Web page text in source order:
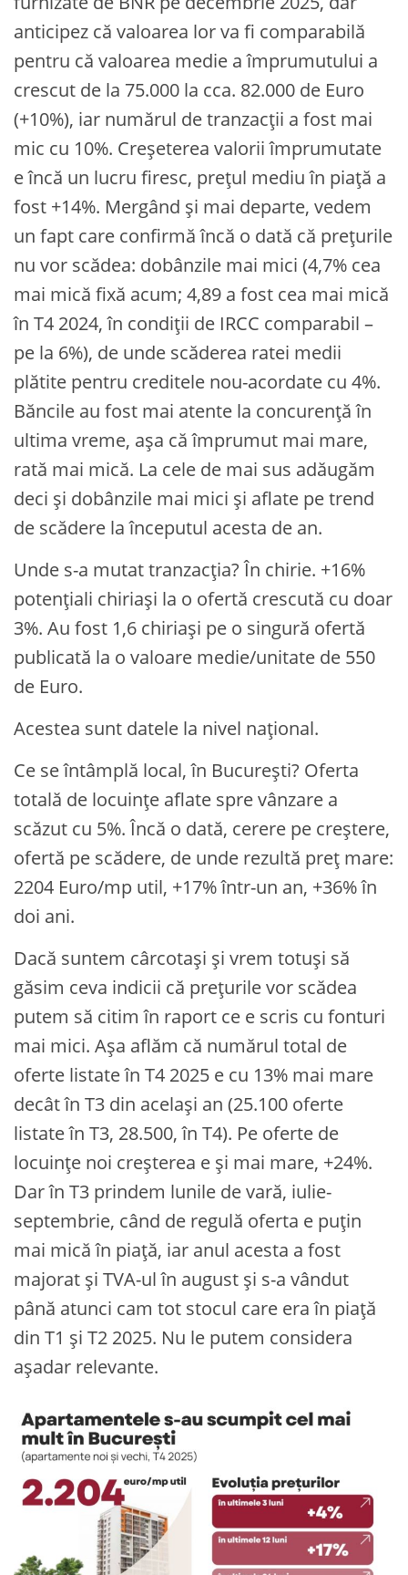
anticipez că valoarea lor va fi comparabilă
pentru că valoarea medie a împrumutului a
crescut de la 75.000 la cca. 82.000 de Euro
(+10%), iar numărul de tranzacții a fost mai
mic cu 10%. Creșeterea valorii împrumutate
e încă un lucru firesc, prețul mediu în piață a
fost +14%. Mergând și mai departe, vedem
un fapt care confirmă încă o dată că prețurile
nu vor scădea: dobânzile mai mici (4,7% cea
mai mică fixă acum; 4,89 a fost cea mai mică
în T4 2024, în condiții de IRCC comparabil –
pe la 6%), de unde scăderea ratei medii
plătite pentru creditele nou-acordate cu 4%.
Băncile au fost mai atente la concurență în
ultima vreme, așa că împrumut mai mare,
rată mai mică. La cele de mai sus adăugăm
deci și dobânzile mai mici și aflate pe trend
de scădere la începutul acesta de an.
Unde s-a mutat tranzacția? În chirie. +16%
potențiali chiriași la o ofertă crescută cu doar
3%. Au fost 1,6 chiriași pe o singură ofertă
publicată la o valoare medie/unitate de 550
de Euro.
Acestea sunt datele la nivel național.
Ce se întâmplă local, în București? Oferta
totală de locuințe aflate spre vânzare a
scăzut cu 5%. Încă o dată, cerere pe creștere,
ofertă pe scădere, de unde rezultă preț mare:
2204 Euro/mp util, +17% într-un an, +36% în
doi ani.
Dacă suntem cârcotași și vrem totuși să
găsim ceva indicii că prețurile vor scădea
putem să citim în raport ce e scris cu fonturi
mai mici. Așa aflăm că numărul total de
oferte listate în T4 2025 e cu 13% mai mare
decât în T3 din același an (25.100 oferte
listate în T3, 28.500, în T4). Pe oferte de
locuințe noi creșterea e și mai mare, +24%.
Dar în T3 prindem lunile de vară, iulie-
septembrie, când de regulă oferta e puțin
mai mică în piață, iar anul acesta a fost
majorat și TVA-ul în august și s-a vândut
până atunci cam tot stocul care era în piață
din T1 și T2 2025. Nu le putem considera
așadar relevante.